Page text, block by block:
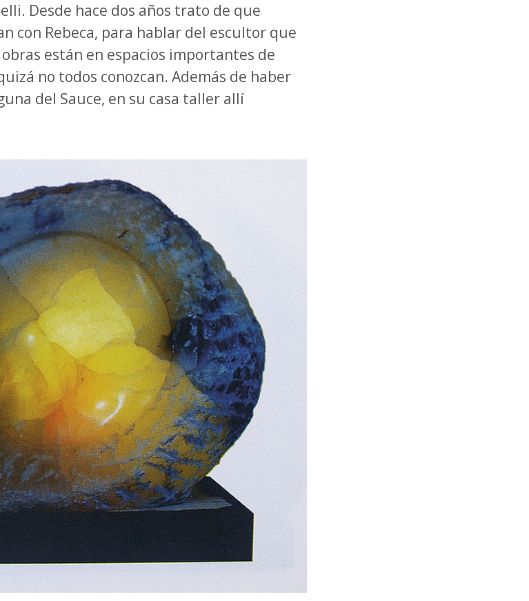
Desde hace dos años trato de que
con Rebeca, para hablar del escultor que
están en espacios importantes de
no todos conozcan. Además de haber
del Sauce, en su casa taller allí